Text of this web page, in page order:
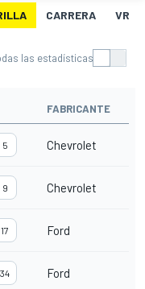
CARRERA VR
las estadísticas
FABRICANTE
5 Chevrolet
9 Chevrolet
17 Ford
34 Ford